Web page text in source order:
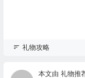
礼物攻略
本文由 礼物推